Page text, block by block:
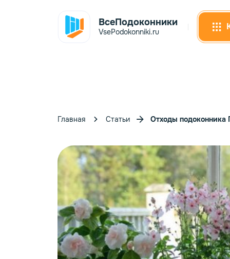
ВсеПодоконники
VsePodokonniki.ru
Главная Статьи Отходы подоконника